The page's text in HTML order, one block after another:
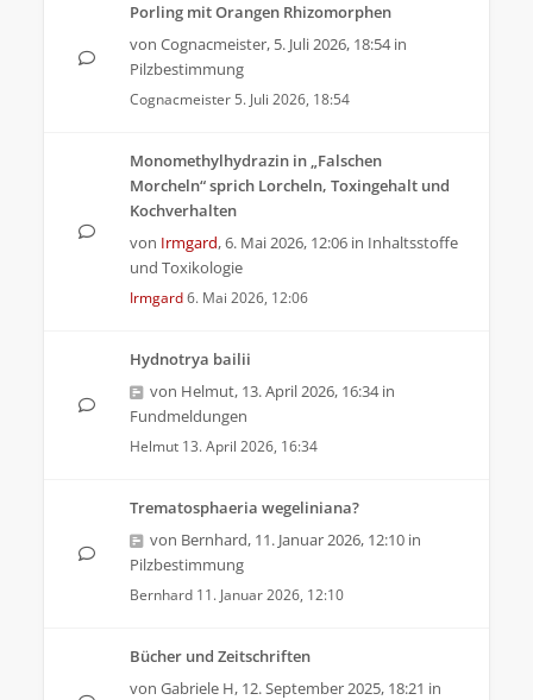
Porling mit Orangen Rhizomorphen
von Cognacmeister, 5. Juli 2026, 18:54in
Pilzbestimmung
Cognacmeister 5. Juli 2026, 18:54
Monomethylhydrazin in „Falschen
Morcheln“ sprich Lorcheln, Toxingehalt und
Kochverhalten
von Irmgard,6. Mai 2026, 12:06 in Inhaltsstoffe
und Toxikologie
Irmgard6. Mai 2026, 12:06
Hydnotrya bailii
von Helmut, 13. April 2026, 16:34in
Fundmeldungen
Helmut 13. April 2026, 16:34
Trematosphaeria wegeliniana?
von Bernhard, 11. Januar 2026, 12:10 in
Pilzbestimmung
Bernhard 11. Januar 2026, 12:10
Bücher und Zeitschriften
von Gabriele H, 12. September 2025, 18:21 in